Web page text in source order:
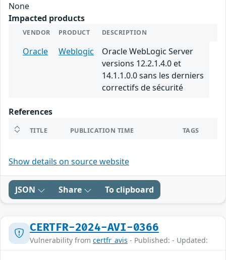
None
Impacted products
VENDOR PRODUCT DESCRIPTION
Oracle Weblogic
Oracle WebLogic Server
versions 12.2.1.4.0 et
14.1.1.0.0 sans les derniers
correctifs de sécurité
References
TITLE PUBLICATION TIME TAGS
Show details on source website
JSON Share To clipboard
CERTFR-2024-AVI-0366
Vulnerability from certfr_avis - Published: - Updated: